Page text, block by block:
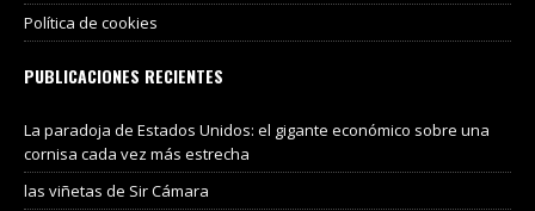
Política de cookies
PUBLICACIONES RECIENTES
La paradoja de Estados Unidos: el gigante económico sobre una
cornisa cada vez más estrecha
las viñetas de Sir Cámara